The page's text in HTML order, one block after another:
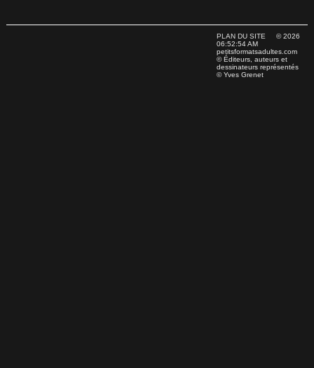
PLAN DU SITE © 2026
06:52:54 AM
petitsformatsadultes.com
© Éditeurs, auteurs et
dessinateurs représentés
© Yves Grenet